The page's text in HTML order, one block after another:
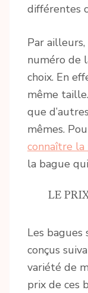
différentes
Par
numéro de
choix. En
même
que
mêmes.
connaître
la bague
LE
Les bagues
conçus
variété de
prix de ces